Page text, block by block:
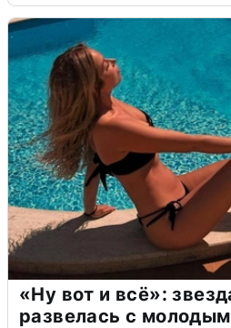
«Ну вот и всё»:
развелась с